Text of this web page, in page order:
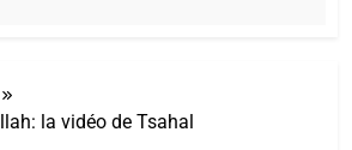
la vidéo de Tsahal